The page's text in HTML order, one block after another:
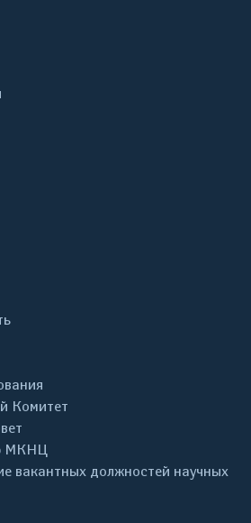
Комитет
МКНЦ
вакантных должностей научных